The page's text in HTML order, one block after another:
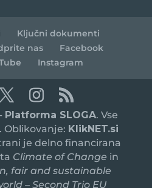
Ključni dokumenti
nas
Facebook
Instagram
Platforma SLOGA. Vse
Oblikovanje: KlikNET.si
je delno financirana
Climate of Change in
fair and sustainable
– Second Trio EU